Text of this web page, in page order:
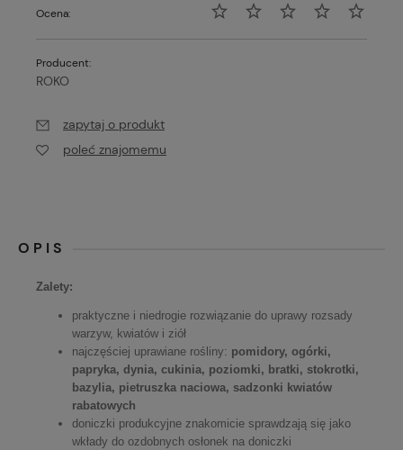
Ocena:
Producent:
ROKO
zapytaj o produkt
poleć znajomemu
OPIS
Zalety:
praktyczne i niedrogie rozwiązanie do uprawy rozsady
warzyw, kwiatów i ziół
najczęściej uprawiane rośliny: pomidory, ogórki,
papryka, dynia, cukinia, poziomki, bratki, stokrotki,
bazylia, pietruszka naciowa, sadzonki kwiatów
rabatowych
doniczki produkcyjne znakomicie sprawdzają się jako
wkłady do ozdobnych osłonek na doniczki